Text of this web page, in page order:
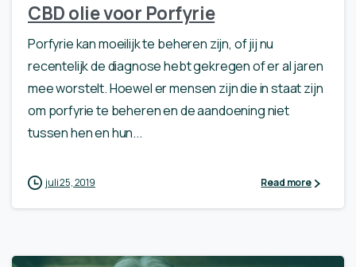
CBD olie voor Porfyrie
Porfyrie kan moeilijk te beheren zijn, of jij nu
recentelijk de diagnose hebt gekregen of er al jaren
mee worstelt. Hoewel er mensen zijn die in staat zijn
om porfyrie te beheren en de aandoening niet
tussen hen en hun...
juli 25, 2019 Read more